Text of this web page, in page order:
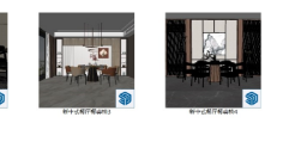
桌椅模型su模型草
20240815